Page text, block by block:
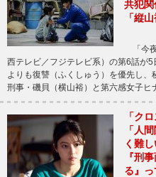
共犯関
「縦
「今
西テレビ／フジテレビ系）の第6話
よりも復讐（ふくしゅう）を優先し
刑事・磯貝（横山裕）と第六感女子ヒ
「ク
「人
く難
『刑
る』